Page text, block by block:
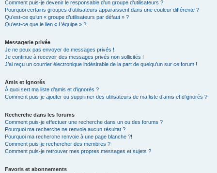
Comment puis-je devenir le responsable d’un groupe d’utilisateurs ?
Pourquoi certains groupes d’utilisateurs apparaissent dans une couleur différente ?
Qu’est-ce qu’un « groupe d’utilisateurs par défaut » ?
Qu’est-ce que le lien « L’équipe » ?
Messagerie privée
Je ne peux pas envoyer de messages privés !
Je continue à recevoir des messages privés non sollicités !
J’ai reçu un courrier électronique indésirable de la part de quelqu’un sur ce forum !
Amis et ignorés
À quoi sert ma liste d’amis et d’ignorés ?
Comment puis-je ajouter ou supprimer des utilisateurs de ma liste d’amis et d’ignorés ?
Recherche dans les forums
Comment puis-je effectuer une recherche dans un ou des forums ?
Pourquoi ma recherche ne renvoie aucun résultat ?
Pourquoi ma recherche renvoie à une page blanche ?!
Comment puis-je rechercher des membres ?
Comment puis-je retrouver mes propres messages et sujets ?
Favoris et abonnements